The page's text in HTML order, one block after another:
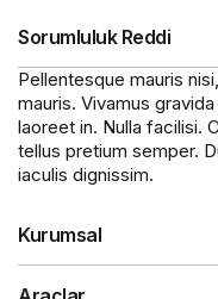
Sorumluluk Reddi
Pellentesque mauris
mauris. Vivamus
laoreet in. Nulla facilisi.
tellus pretium semper.
iaculis dignissim.
Kurumsal